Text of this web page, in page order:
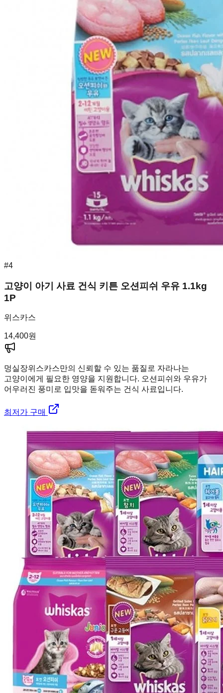
#4
고양이 아기 사료 건식 키튼 오션피쉬 우유 1.1kg
1P
위스카스
14,400원
멍실장위스카스만의 신뢰할 수 있는 품질로 자라나는
고양이에게 필요한 영양을 지원합니다. 오션피쉬와 우유가
어우러진 풍미로 입맛을 돋워주는 건식 사료입니다.
최저가 구매